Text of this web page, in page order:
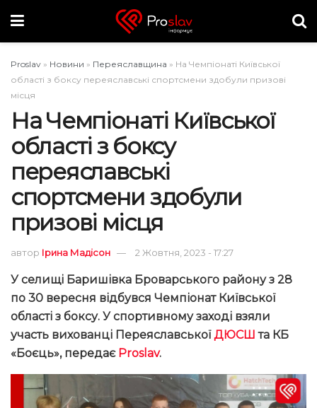
Proslav » Новини » Переяславщина » На Чемпіонаті Київської
області з боксу переяславські спортсмени здобули призові
місця
На Чемпіонаті Київської
області з боксу
переяславські
спортсмени здобули
призові місця
автор Ірина Мадісон 2 Жовтня, 2023 - 17:27
У селищі Баришівка Броварського району з 28
по 30 вересня відбувся Чемпіонат Київської
області з боксу. У спортивному заході взяли
участь вихованці ПереяславськоїДЮСШ та КБ
«Боєць», передає Proslav.